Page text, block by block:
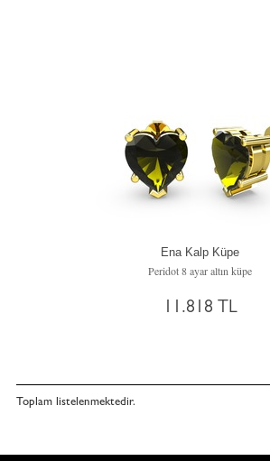
Ena Kalp Küpe
Peridot 8 ayar altın küpe
11.818 TL
Toplam listelenmektedir.